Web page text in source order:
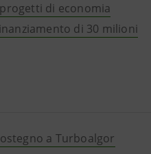
di economia
di 30 milioni
a Turboalgor